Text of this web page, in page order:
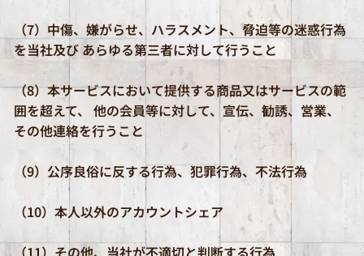
（7）中傷、嫌がらせ、ハラスメント、脅迫等の迷惑行為
を当社及び あらゆる第三者に対して行うこと
（8）本サービスにおいて提供する商品又はサービスの範
囲を超えて、 他の会員等に対して、宣伝、勧誘、営業、
その他連絡を行うこと
（9）公序良俗に反する行為、犯罪行為、不法行為
（10）本人以外のアカウントシェア
（11）その他、当社が不適切と判断する行為